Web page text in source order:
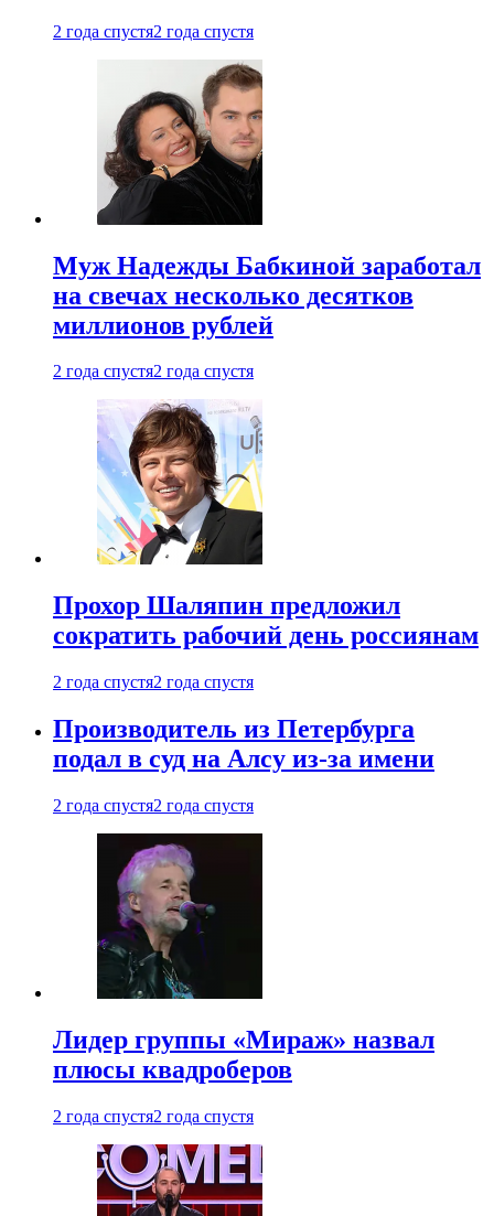
2 года спустя2 года спустя
Муж Надежды Бабкиной заработал
на свечах несколько десятков
миллионов рублей
2 года спустя2 года спустя
Прохор Шаляпин предложил
сократить рабочий день россиянам
2 года спустя2 года спустя
Производитель из Петербурга
подал в суд на Алсу из-за имени
2 года спустя2 года спустя
Лидер группы «Мираж» назвал
плюсы квадроберов
2 года спустя2 года спустя